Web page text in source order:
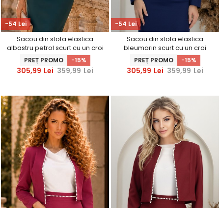
-54 Lei
Sacou din stofa elastica
albastru petrol scurt cu un croi
drept accesorizat cu perle -
StarShinerS
PREȚ PROMO -15%
305,99 Lei 359,99 Lei
-54 Lei
Sacou din stofa elastica
bleumarin scurt cu un croi
drept accesorizat cu perle -
StarShinerS
PREȚ PROMO -15%
305,99 Lei 359,99 Lei